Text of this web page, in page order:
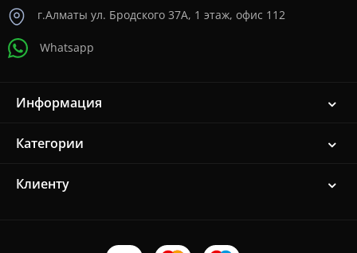
г.Алматы ул. Бродского 37A, 1 этаж, офис 112
Whatsapp
Информация
Категории
Клиенту